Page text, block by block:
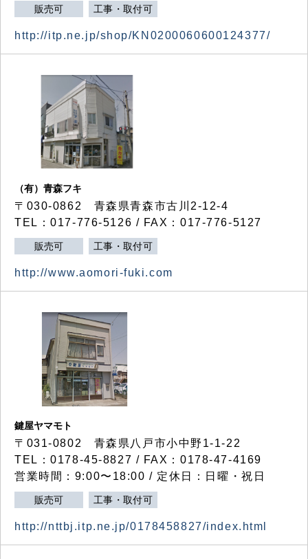
販売可 工事・取付可
http://itp.ne.jp/shop/KN0200060600124377/
（有）青森フキ
〒030-0862 青森県青森市古川2-12-4
TEL：017-776-5126 / FAX：017-776-5127
販売可 工事・取付可
http://www.aomori-fuki.com
鍵屋ヤマモト
〒031-0802 青森県八戸市小中野1-1-22
TEL：0178-45-8827 / FAX：0178-47-4169
営業時間：9:00〜18:00 / 定休日：日曜・祝日
販売可 工事・取付可
http://nttbj.itp.ne.jp/0178458827/index.html